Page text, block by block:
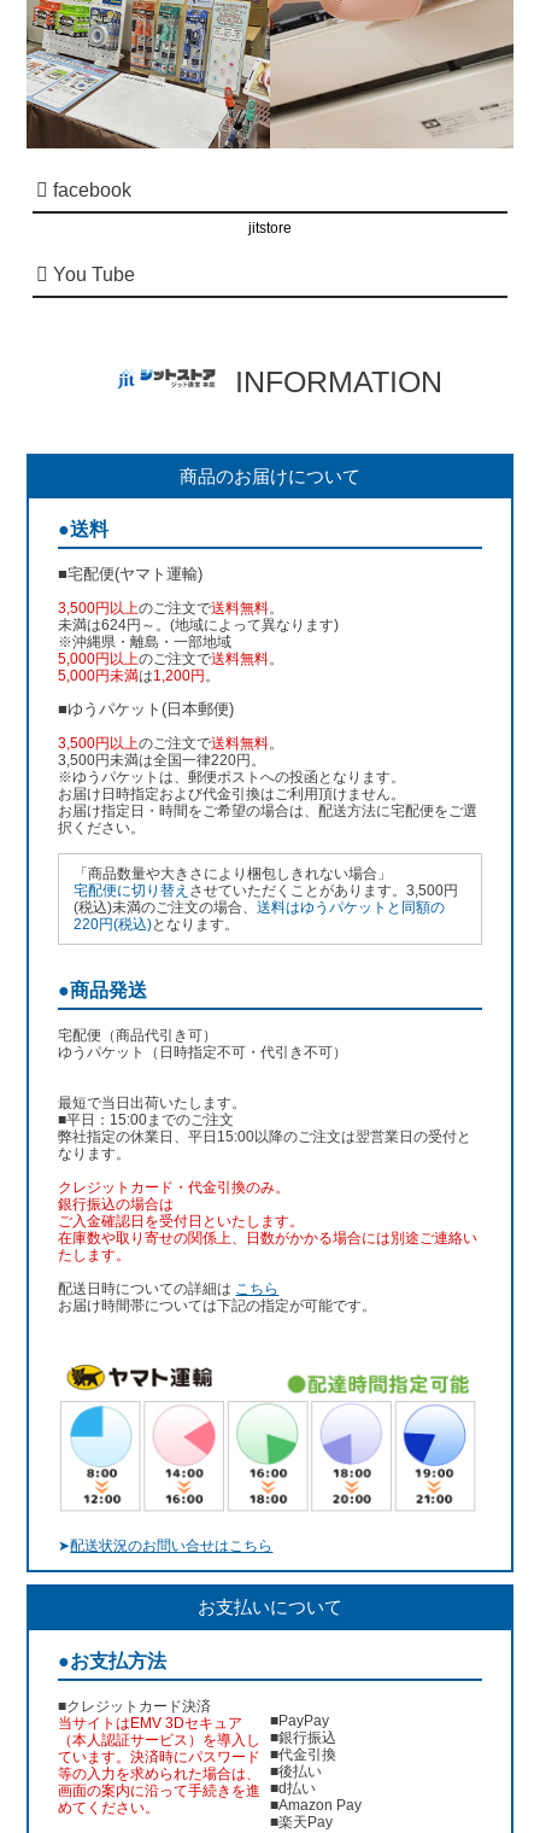
facebook
jitstore
You Tube
INFORMATION
商品のお届けについて
●送料
■宅配便(ヤマト運輸)
3,500円以上のご注文で送料無料。
未満は624円～。(地域によって異なります)
※沖縄県・離島・一部地域
5,000円以上のご注文で送料無料。
5,000円未満は1,200円 。
■ゆうパケット(日本郵便)
3,500円以上のご注文で送料無料。
3,500円未満は全国一律220円。
※ゆうパケットは、郵便ポストへの投函となります。
お届け日時指定および代金引換はご利用頂けません。
お届け指定日・時間をご希望の場合は、配送方法に宅配便をご選
択ください。
「商品数量や大きさにより梱包しきれない場合」
宅配便に切り替え させていただくことがあります。3,500円
(税込)未満のご注文の場合、送料はゆうパケットと同額の
220円(税込)となります。
●商品発送
宅配便（商品代引き可）
ゆうパケット（日時指定不可・代引き不可）
最短で当日出荷いたします。
■平日：15:00までのご注文
弊社指定の休業日、平日15:00以降のご注文は翌営業日の受付と
なります。
クレジットカード・代金引換のみ。
銀行振込の場合は
ご入金確認日を受付日といたします。
在庫数や取り寄せの関係上、日数がかかる場合には別途ご連絡い
たします。
配送日時についての詳細は こちら
お届け時間帯については下記の指定が可能です。
➤配送状況のお問い合せはこちら
お支払いについて
●お支払方法
■クレジットカード決済
当サイトはEMV 3Dセキュア
（本人認証サービス）を導入し
ています。決済時にパスワード
等の入力を求められた場合は、
画面の案内に沿って手続きを進
めてください。
■PayPay
■銀行振込
■代金引換
■後払い
■d払い
■Amazon Pay
■楽天Pay